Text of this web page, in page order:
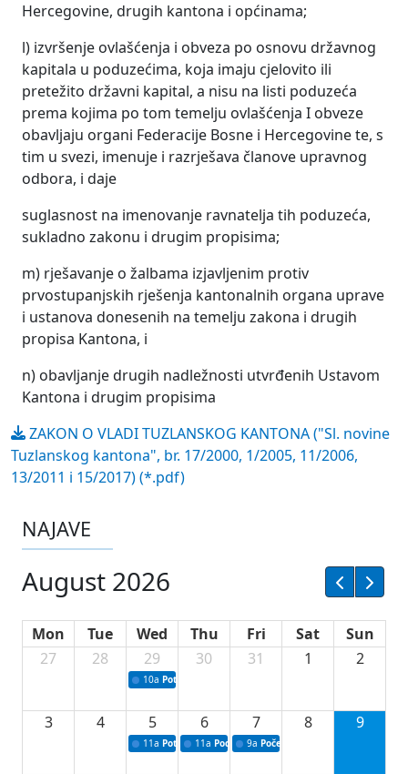
Hercegovine, drugih kantona i općinama;
l) izvršenje ovlašćenja i obveza po osnovu državnog
kapitala u poduzećima, koja imaju cjelovito ili
pretežito državni kapital, a nisu na listi poduzeća
prema kojima po tom temelju ovlašćenja I obveze
obavljaju organi Federacije Bosne i Hercegovine te, s
tim u svezi, imenuje i razrješava članove upravnog
odbora, i daje
suglasnost na imenovanje ravnatelja tih poduzeća,
sukladno zakonu i drugim propisima;
m) rješavanje o žalbama izjavljenim protiv
prvostupanjskih rješenja kantonalnih organa uprave
i ustanova donesenih na temelju zakona i drugih
propisa Kantona, i
n) obavljanje drugih nadležnosti utvrđenih Ustavom
Kantona i drugim propisima
ZAKON O VLADI TUZLANSKOG KANTONA ("Sl. novine
Tuzlanskog kantona", br. 17/2000, 1/2005, 11/2006,
13/2011 i 15/2017) (*.pdf)
NAJAVE
August 2026
Mon Tue Wed Thu Fri Sat
Sun
27
28 29
10a Potpisivanje ugovora sa neprofitnim
30 31 1 2
3 4 5
11a Potpisivanje ugovora o stipendijama za
6
11a Podrška razvoju vodne infrastrukture u
7
9a Početak izgradnje nove
8 9